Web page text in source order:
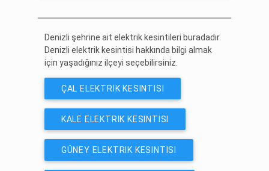
Denizli şehrine ait elektrik kesintileri buradadır.
Denizli elektrik kesintisi hakkında bilgi almak
için yaşadığınız ilçeyi seçebilirsiniz.
ÇAL ELEKTRIK KESINTISI
KALE ELEKTRIK KESINTISI
GÜNEY ELEKTRIK KESINTISI